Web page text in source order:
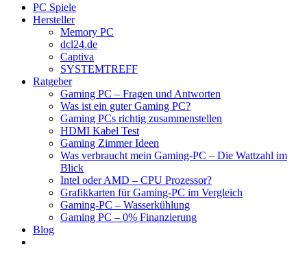
PC Spiele
Hersteller
Memory PC
dcl24.de
Captiva
SYSTEMTREFF
Ratgeber
Gaming PC – Fragen und Antworten
Was ist ein guter Gaming PC?
Gaming PCs richtig zusammenstellen
HDMI Kabel Test
Gaming Zimmer Ideen
Was verbraucht mein Gaming-PC – Die Wattzahl im
Blick
Intel oder AMD – CPU Prozessor?
Grafikkarten für Gaming-PC im Vergleich
Gaming-PC – Wasserkühlung
Gaming PC – 0% Finanzierung
Blog